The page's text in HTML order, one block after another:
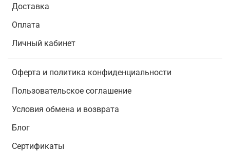
Доставка
Оплата
Личный кабинет
Оферта и политика конфиденциальности
Пользовательское соглашение
Условия обмена и возврата
Блог
Сертификаты